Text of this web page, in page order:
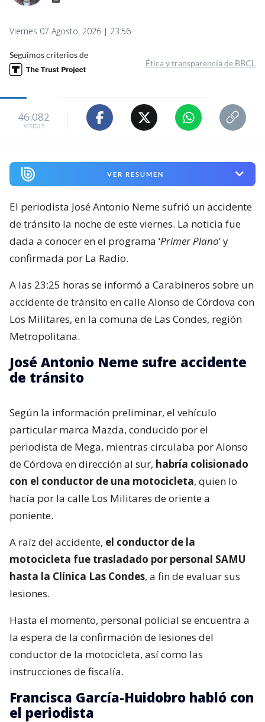
Viernes 07 Agosto, 2026 | 23:56
Seguimos criterios de
Ética y transparencia de BBCL
46.082
visitas
VER RESUMEN
El periodista José Antonio Neme sufrió un accidente
de tránsito la noche de este viernes. La noticia fue
dada a conocer en el programa ‘Primer Plano‘ y
confirmada por La Radio.
A las 23:25 horas se informó a Carabineros sobre un
accidente de tránsito en calle Alonso de Córdova con
Los Militares, en la comuna de Las Condes, región
Metropolitana.
José Antonio Neme sufre accidente
de tránsito
Según la información preliminar, el vehículo
particular marca Mazda, conducido por el
periodista de Mega, mientras circulaba por Alonso
de Córdova en dirección al sur, habría colisionado
con el conductor de una motocicleta, quien lo
hacía por la calle Los Militares de oriente a
poniente.
A raíz del accidente, el conductor de la
motocicleta fue trasladado por personal SAMU
hasta la Clínica Las Condes, a fin de evaluar sus
lesiones.
Hasta el momento, personal policial se encuentra a
la espera de la confirmación de lesiones del
conductor de la motocicleta, así como las
instrucciones de fiscalía.
Francisca García-Huidobro habló con
el periodista